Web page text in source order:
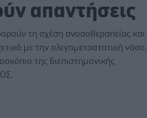
απαντήσεις
τη σχέση ανοσοθεραπείας και
με την ολιγομεταστατική νόσο,
της διεπιστημονικής